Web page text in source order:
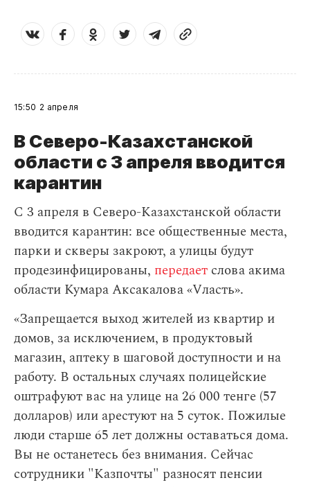
15:50 2 апреля
В Северо-Казахстанской
области с 3 апреля вводится
карантин
С 3 апреля в Северо-Казахстанской области
вводится карантин: все общественные места,
парки и скверы закроют, а улицы будут
продезинфицированы, передает слова акима
области Кумара Аксакалова «Vласть».
«Запрещается выход жителей из квартир и
домов, за исключением, в продуктовый
магазин, аптеку в шаговой доступности и на
работу. В остальных случаях полицейские
оштрафуют вас на улице на 26 000 тенге (57
долларов) или арестуют на 5 суток. Пожилые
люди старше 65 лет должны оставаться дома.
Вы не останетесь без внимания. Сейчас
сотрудники "Казпочты" разносят пенсии